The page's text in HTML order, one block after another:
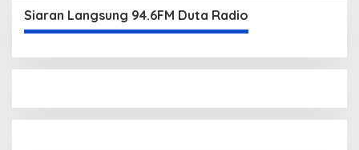
Siaran Langsung 94.6FM Duta Radio